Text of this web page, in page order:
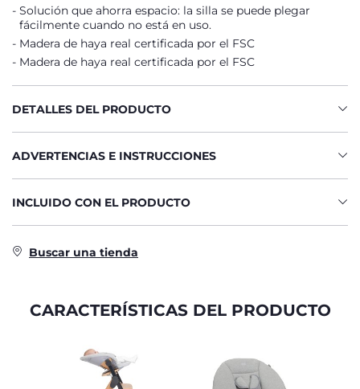
Solución que ahorra espacio: la silla se puede plegar
fácilmente cuando no está en uso.
Madera de haya real certificada por el FSC
Madera de haya real certificada por el FSC
DETALLES DEL PRODUCTO
ADVERTENCIAS E INSTRUCCIONES
INCLUIDO CON EL PRODUCTO
Buscar una tienda
CARACTERÍSTICAS DEL PRODUCTO